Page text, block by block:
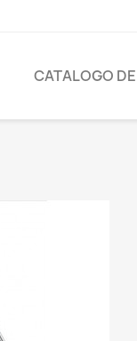
CATALOGO